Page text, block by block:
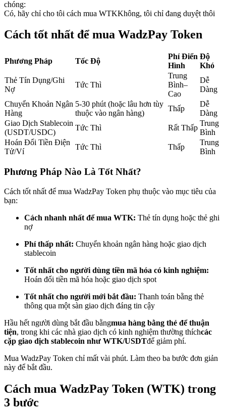
USDC Futures vĩnh cửu
Futures sử dụng USDC làm tài sản thế chấp
Sao chép Giao dịch
Tận hưởng chia sẻ lợi nhuận và hoa hồng giao dịch sao chép
Phân tích dữ liệu lớn bao gồm thông tin giao dịch, v.v.
chóng:
Có, hãy chỉ cho tôi cách mua WTKKhông, tôi chỉ đang duyệt thôi
Cách tốt nhất để mua WadzPay Token
Phương Pháp Tốc Độ
Phí Điển
Hình
Độ
Khó
Thẻ Tín Dụng/Ghi
Nợ
Tức Thì
Trung
Bình–
Cao
Dễ
Dàng
Chuyển Khoản Ngân
Hàng
5-30 phút (hoặc lâu hơn tùy
thuộc vào ngân hàng)
Thấp
Dễ
Dàng
Giao Dịch Stablecoin
(USDT/USDC)
Tức Thì Rất Thấp
Trung
Bình
Hoán Đổi Tiền Điện
Tử/Ví
Tức Thì Thấp
Trung
Bình
Phương Pháp Nào Là Tốt Nhất?
Cách tốt nhất để mua WadzPay Token phụ thuộc vào mục tiêu của
bạn:
Cách nhanh nhất để mua WTK: Thẻ tín dụng hoặc thẻ ghi
nợ
Phí thấp nhất: Chuyển khoản ngân hàng hoặc giao dịch
stablecoin
Tốt nhất cho người dùng tiền mã hóa có kinh nghiệm:
Hoán đổi tiền mã hóa hoặc giao dịch spot
Tốt nhất cho người mới bắt đầu: Thanh toán bằng thẻ
thông qua một sàn giao dịch đáng tin cậy
Hầu hết người dùng bắt đầu bằngmua hàng bằng thẻ để thuận
tiện, trong khi các nhà giao dịch có kinh nghiệm thường thíchcác
cặp giao dịch stablecoin như WTK/USDTđể giảm phí.
Mua WadzPay Token chỉ mất vài phút. Làm theo ba bước đơn giản
này để bắt đầu.
Cách mua WadzPay Token (WTK) trong
3 bước